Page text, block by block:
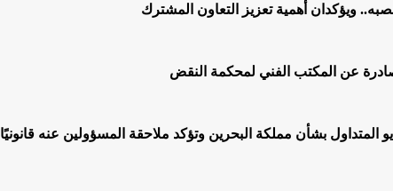
ويؤكدان أهمية تعزيز التعاون المشترك
المتداول بشأن مملكة البحرين وتؤكد ملاحقة المسؤولين عنه قانونيًا